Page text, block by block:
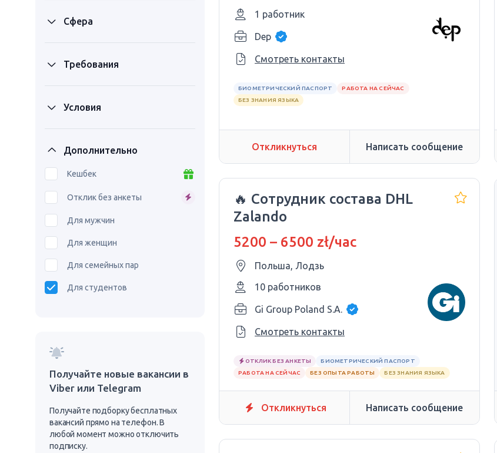
Сфера
Требования
Условия
Дополнительно
Кешбек
Отклик без анкеты
Для мужчин
Для женщин
Для семейных пар
Для студентов
Получайте новые вакансии в
Viber или Telegram
Получайте подборку бесплатных
вакансий прямо на телефон. В
любой момент можно отключить
подписку.
1 работник
Dep
Смотреть контакты
БИОМЕТРИЧЕСКИЙ ПАСПОРТ
РАБОТА НА СЕЙЧАС
БЕЗ ЗНАНИЯ ЯЗЫКА
Откликнуться Написать сообщение
🔥 Сотрудник состава DHL
Zalando
5200 – 6500 zł/час
Польша, Лодзь
10 работников
Gi Group Poland S.A.
Смотреть контакты
ОТКЛИК БЕЗ АНКЕТЫ
БИОМЕТРИЧЕСКИЙ ПАСПОРТ
РАБОТА НА СЕЙЧАС
БЕЗ ОПЫТА РАБОТЫ БЕЗ ЗНАНИЯ ЯЗЫКА
Откликнуться Написать сообщение